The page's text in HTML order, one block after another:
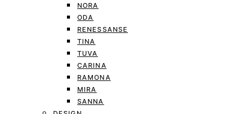
NORA
ODA
RENESSANSE
TINA
TUVA
CARINA
RAMONA
MIRA
SANNA